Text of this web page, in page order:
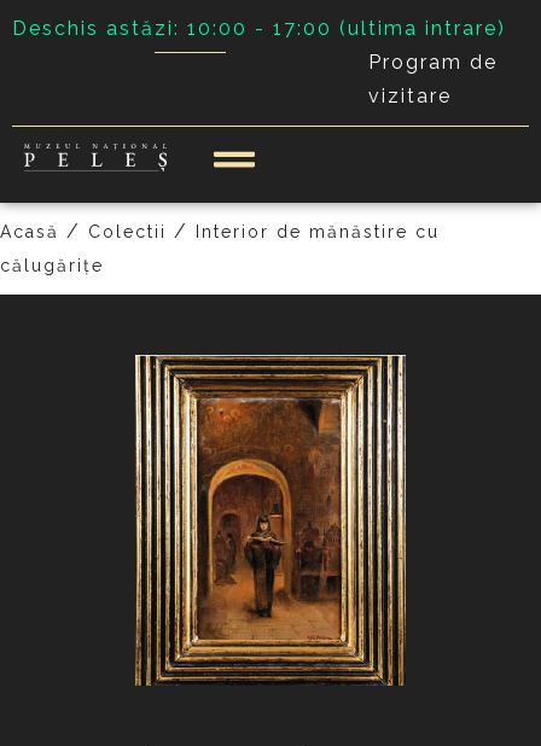
Deschis astăzi: 10:00 - 17:00 (ultima intrare)
Program de
vizitare
Acasă / Colectii /
Interior de mănăstire cu
călugăriţe
PRECEDENT